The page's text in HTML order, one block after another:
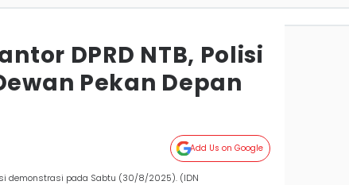
DPRD NTB, Polisi
Pekan Depan
Add Us on Google
demonstrasi pada Sabtu (30/8/2025). (IDN